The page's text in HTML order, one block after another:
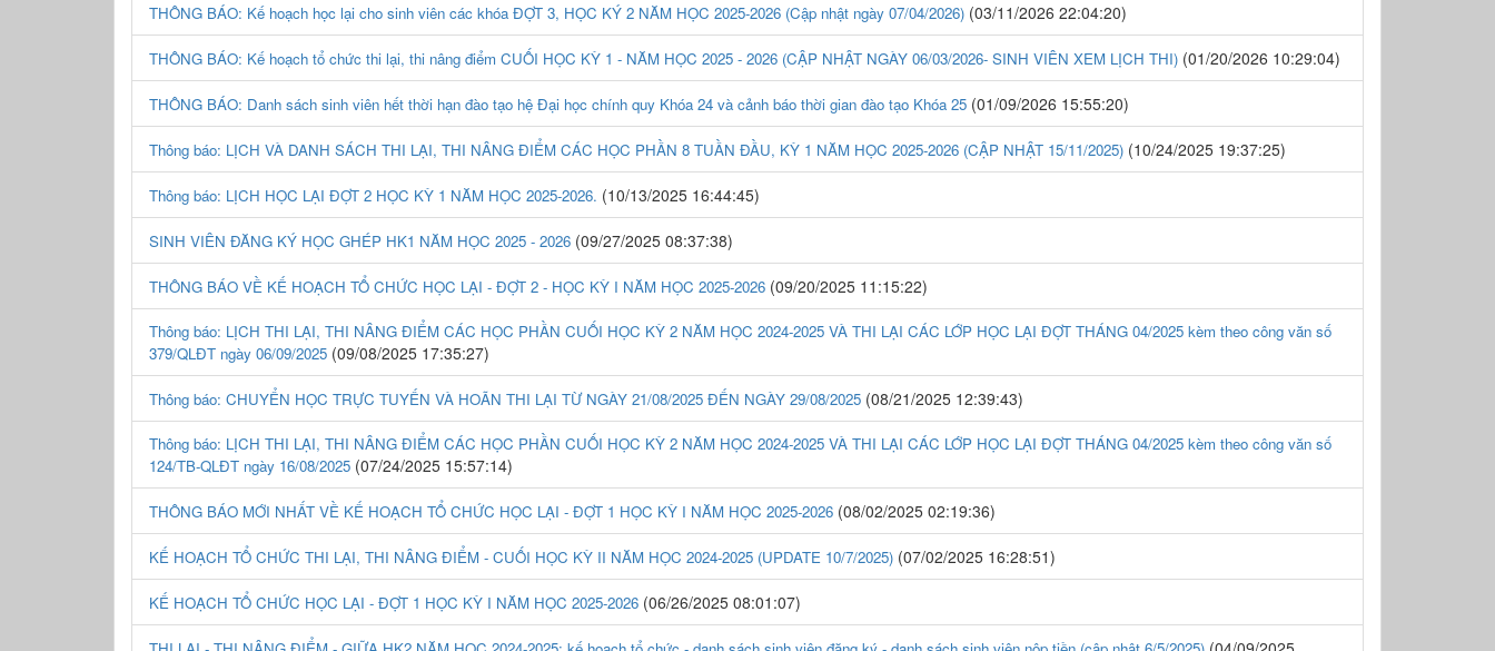
THÔNG BÁO: Kế hoạch học lại cho sinh viên các khóa ĐỢT 3, HỌC KÝ 2 NĂM HỌC 2025-2026 (Cập nhật ngày 07/04/2026) (03/11/2026 22:04:20)
THÔNG BÁO: Kế hoạch tổ chức thi lại, thi nâng điểm CUỐI HỌC KỲ 1 - NĂM HỌC 2025 - 2026 (CẬP NHẬT NGÀY 06/03/2026- SINH VIÊN XEM LỊCH THI) (01/20/2026 10:29:04)
THÔNG BÁO: Danh sách sinh viên hết thời hạn đào tạo hệ Đại học chính quy Khóa 24 và cảnh báo thời gian đào tạo Khóa 25 (01/09/2026 15:55:20)
Thông báo: LỊCH VÀ DANH SÁCH THI LẠI, THI NÂNG ĐIỂM CÁC HỌC PHẦN 8 TUẦN ĐẦU, KỲ 1 NĂM HỌC 2025-2026 (CẬP NHẬT 15/11/2025) (10/24/2025 19:37:25)
Thông báo: LỊCH HỌC LẠI ĐỢT 2 HỌC KỲ 1 NĂM HỌC 2025-2026. (10/13/2025 16:44:45)
SINH VIÊN ĐĂNG KÝ HỌC GHÉP HK1 NĂM HỌC 2025 - 2026 (09/27/2025 08:37:38)
THÔNG BÁO VỀ KẾ HOẠCH TỔ CHỨC HỌC LẠI - ĐỢT 2 - HỌC KỲ I NĂM HỌC 2025-2026 (09/20/2025 11:15:22)
Thông báo: LỊCH THI LẠI, THI NÂNG ĐIỂM CÁC HỌC PHẦN CUỐI HỌC KỲ 2 NĂM HỌC 2024-2025 VÀ THI LẠI CÁC LỚP HỌC LẠI ĐỢT THÁNG 04/2025 kèm theo công văn số
379/QLĐT ngày 06/09/2025 (09/08/2025 17:35:27)
Thông báo: CHUYỂN HỌC TRỰC TUYẾN VÀ HOÃN THI LẠI TỪ NGÀY 21/08/2025 ĐẾN NGÀY 29/08/2025 (08/21/2025 12:39:43)
Thông báo: LỊCH THI LẠI, THI NÂNG ĐIỂM CÁC HỌC PHẦN CUỐI HỌC KỲ 2 NĂM HỌC 2024-2025 VÀ THI LẠI CÁC LỚP HỌC LẠI ĐỢT THÁNG 04/2025 kèm theo công văn số
124/TB-QLĐT ngày 16/08/2025 (07/24/2025 15:57:14)
THÔNG BÁO MỚI NHẤT VỀ KẾ HOẠCH TỔ CHỨC HỌC LẠI - ĐỢT 1 HỌC KỲ I NĂM HỌC 2025-2026 (08/02/2025 02:19:36)
KẾ HOẠCH TỔ CHỨC THI LẠI, THI NÂNG ĐIỂM - CUỐI HỌC KỲ II NĂM HỌC 2024-2025 (UPDATE 10/7/2025) (07/02/2025 16:28:51)
KẾ HOẠCH TỔ CHỨC HỌC LẠI - ĐỢT 1 HỌC KỲ I NĂM HỌC 2025-2026 (06/26/2025 08:01:07)